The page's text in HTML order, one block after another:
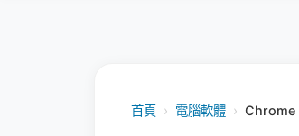
首頁 › 電腦軟體 › Chrome